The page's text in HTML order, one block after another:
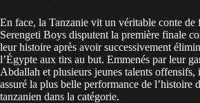
En face, la Tanzanie vit un véritable conte de
Serengeti Boys disputent la première finale
leur histoire après avoir successivement
l’Égypte aux tirs au but. Emmenés par leur
Abdallah et plusieurs jeunes talents offensifs,
assuré la plus belle performance de l’histoire
tanzanien dans la catégorie.